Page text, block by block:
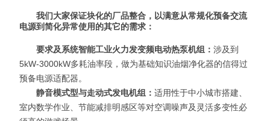
我们大家保证块化的厂品整合，以满意从常规化预备交流
电源到简化异常使用的其它的需求：
要求及系统智能工业火力发变频电动热泵机组：涉及到
5kW-3000kW多耗油率段，做为基础知识油烟净化器的信得过
预备电源适配器。
静音模式型与走动式发电机组：适用性于中小城市搭建、
室内数学作业、节能减排明感区等对空调噪声及灵活多变性必